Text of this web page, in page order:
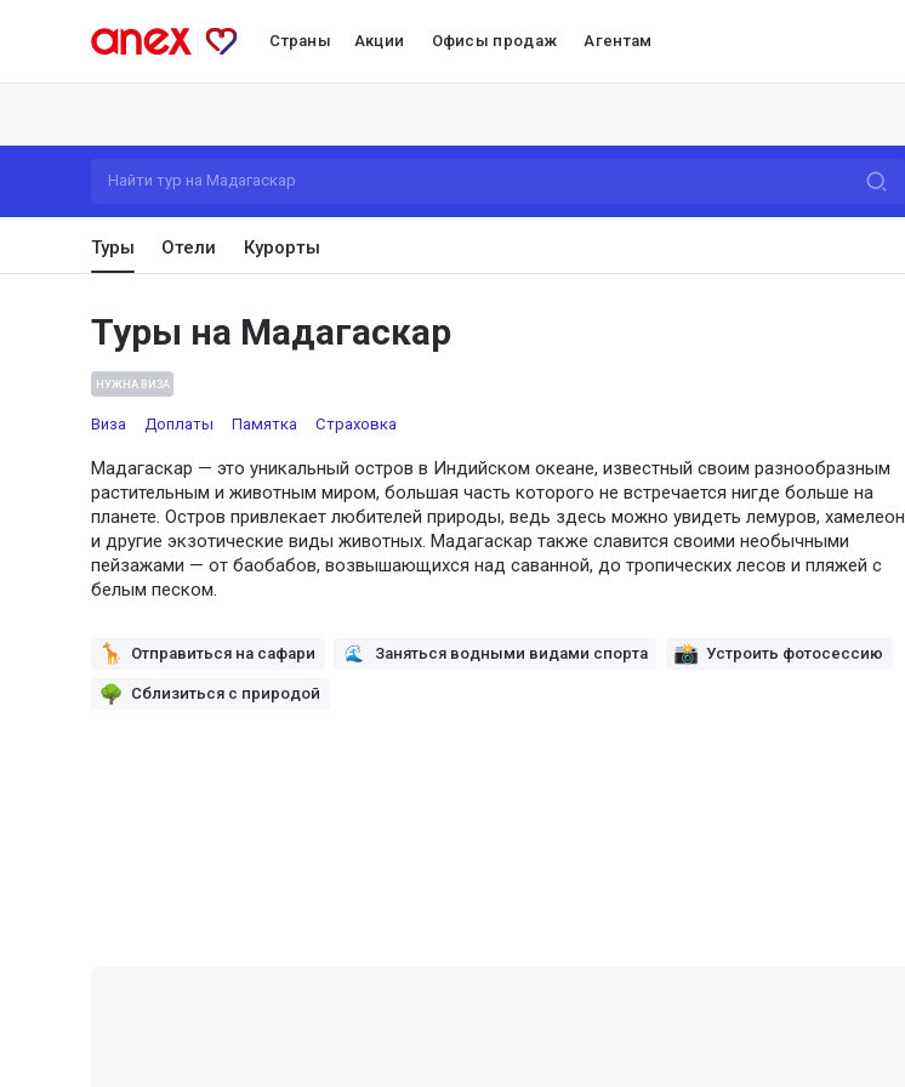
Страны Акции Офисы продаж Агентам
Найти тур на Мадагаскар
Туры Отели Курорты
Туры на Мадагаскар
НУЖНА ВИЗА
Виза Доплаты Памятка Страховка
Мадагаскар — это уникальный остров в Индийском океане, известный своим разнообразным
растительным и животным миром, большая часть которого не встречается нигде больше на
планете. Остров привлекает любителей природы, ведь здесь можно увидеть лемуров,
и другие экзотические виды животных. Мадагаскар также славится своими необычными
пейзажами — от баобабов, возвышающихся над саванной, до тропических лесов и пляжей с
белым песком.
Отправиться на сафари Заняться водными видами спорта Устроить фотосессию
Сблизиться с природой